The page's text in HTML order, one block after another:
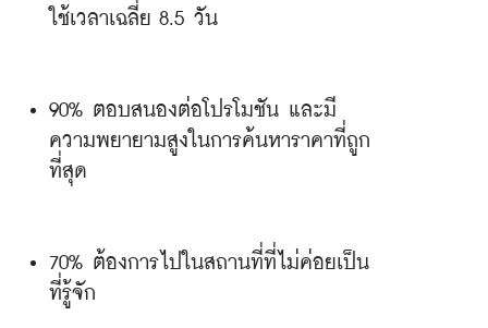
ใช้เวลาเฉลี่ย 8.5 วัน
90% ตอบสนองต่อโปรโมชัน และมี
ความพยายามสูงในการค้นหาราคาที่ถูก
ที่สุด
70% ต้องการไปในสถานที่ที่ไม่ค่อยเป็น
ที่รู้จัก